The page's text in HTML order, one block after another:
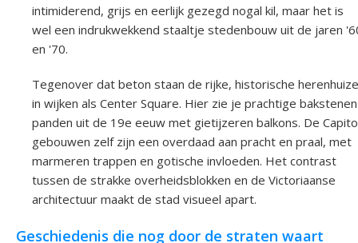
intimiderend, grijs en eerlijk gezegd nogal kil, maar het is
wel een indrukwekkend staaltje stedenbouw uit de jaren
en '70.
Tegenover dat beton staan de rijke, historische
in wijken als Center Square. Hier zie je prachtige bakstenen
panden uit de 19e eeuw met gietijzeren balkons. De
gebouwen zelf zijn een overdaad aan pracht en praal, met
marmeren trappen en gotische invloeden. Het contrast
tussen de strakke overheidsblokken en de Victoriaanse
architectuur maakt de stad visueel apart.
Geschiedenis die nog door de straten waart